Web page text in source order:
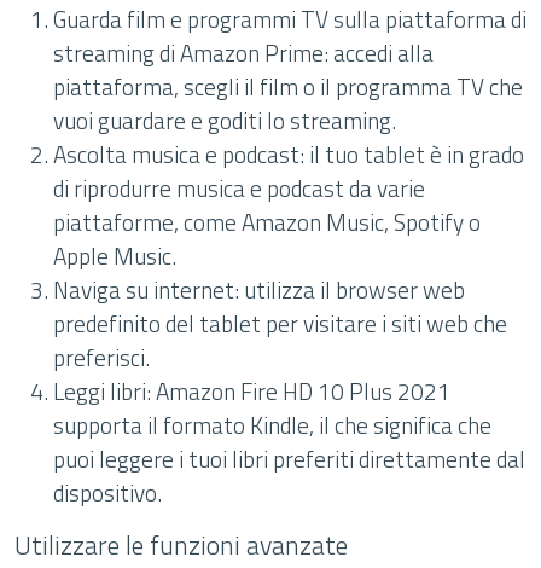
Guarda film e programmi TV sulla piattaforma di
streaming di Amazon Prime: accedi alla
piattaforma, scegli il film o il programma TV che
vuoi guardare e goditi lo streaming.
Ascolta musica e podcast: il tuo tablet è in grado
di riprodurre musica e podcast da varie
piattaforme, come Amazon Music, Spotify o
Apple Music.
Naviga su internet: utilizza il browser web
predefinito del tablet per visitare i siti web che
preferisci.
Leggi libri: Amazon Fire HD 10 Plus 2021
supporta il formato Kindle, il che significa che
puoi leggere i tuoi libri preferiti direttamente dal
dispositivo.
Utilizzare le funzioni avanzate